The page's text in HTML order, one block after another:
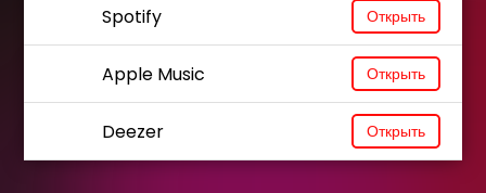
Spotify Открыть
Apple Music Открыть
Deezer Открыть